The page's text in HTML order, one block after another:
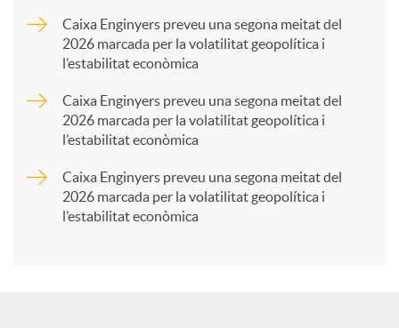
a
Caixa Enginyers preveu una segona meitat del
2026 marcada per la volatilitat geopolítica i
l’estabilitat econòmica
Caixa Enginyers preveu una segona meitat del
2026 marcada per la volatilitat geopolítica i
l’estabilitat econòmica
Caixa Enginyers preveu una segona meitat del
2026 marcada per la volatilitat geopolítica i
l’estabilitat econòmica